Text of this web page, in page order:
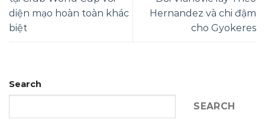
diện mạo hoàn toàn khác
biệt
Hernandez và chi đậm
cho Gyokeres
Search
SEARCH